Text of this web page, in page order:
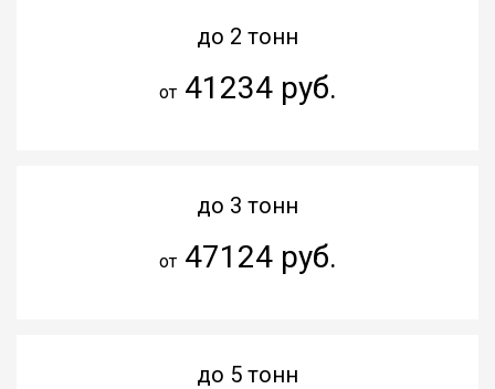
до 2 тонн
от41234 руб.
до 3 тонн
от47124 руб.
до 5 тонн